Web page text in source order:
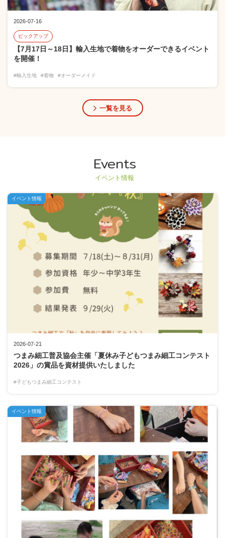
2026-07-16
ピックアップ
【7月17日～18日】輸入生地で着物をオーダーできるイベント
を開催！
#輸入生地 #着物 #オーダーメイド
一覧を見る
Events
イベント情報
2026-07-21
つまみ細工普及協会主催「夏休み子どもつまみ細工コンテスト
2026」の賞品を資材提供いたしました
#子どもつまみ細工コンテスト
イベント情報
イベント情報